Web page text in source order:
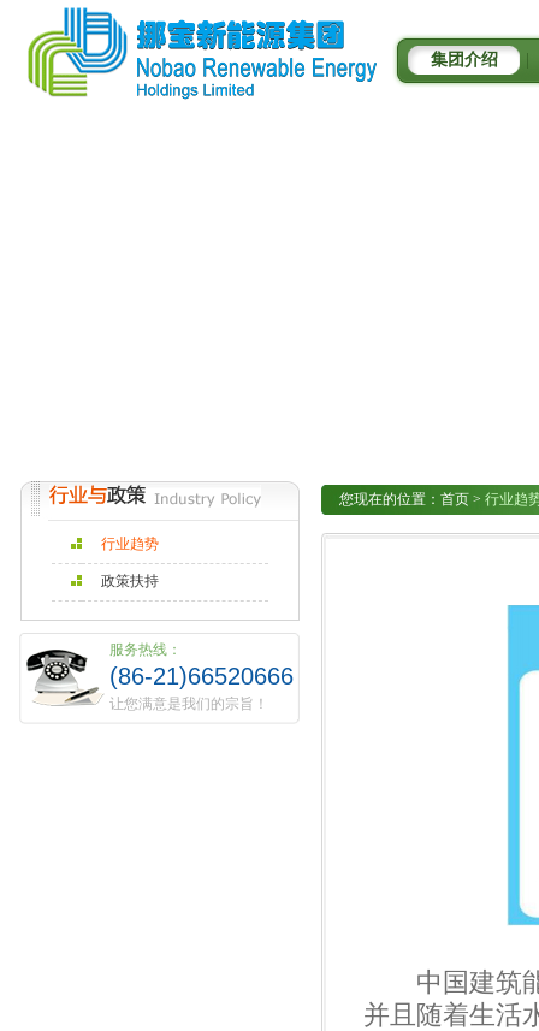
集团介绍
行业趋势
政策扶持
服务热线：
(86-21)66520666
让您满意是我们的宗旨！
您现在的位置： 首页> 行业趋
中国建筑能
并且随着生活